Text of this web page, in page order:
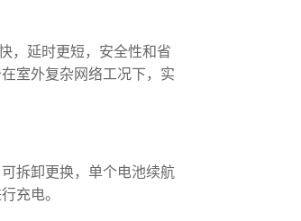
，延时更短，安全性和省
室外复杂网络工况下，实
拆卸更换，单个电池续航
充电。